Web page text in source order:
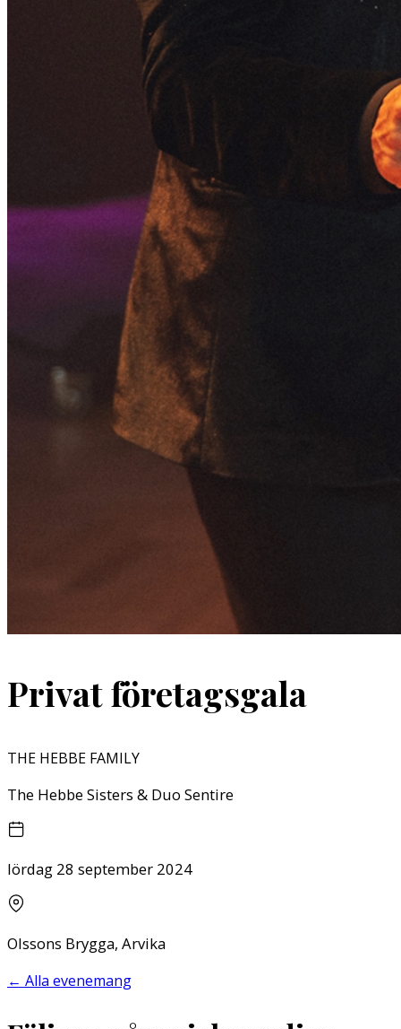
Privat företagsgala
THE HEBBE FAMILY
The Hebbe Sisters & Duo Sentire
lördag 28 september 2024
Olssons Brygga, Arvika
← Alla evenemang